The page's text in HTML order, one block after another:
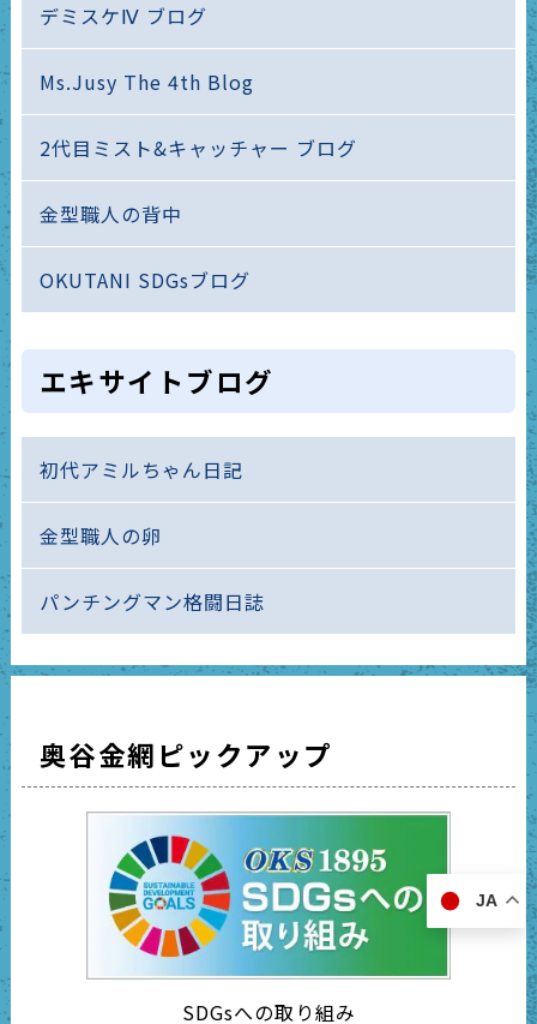
デミスケⅣ ブログ
Ms.Jusy The 4th Blog
2代目ミスト&キャッチャー ブログ
金型職人の背中
OKUTANI SDGsブログ
エキサイトブログ
初代アミルちゃん日記
金型職人の卵
パンチングマン格闘日誌
奥谷金網ピックアップ
SDGsへの取り組み
JA